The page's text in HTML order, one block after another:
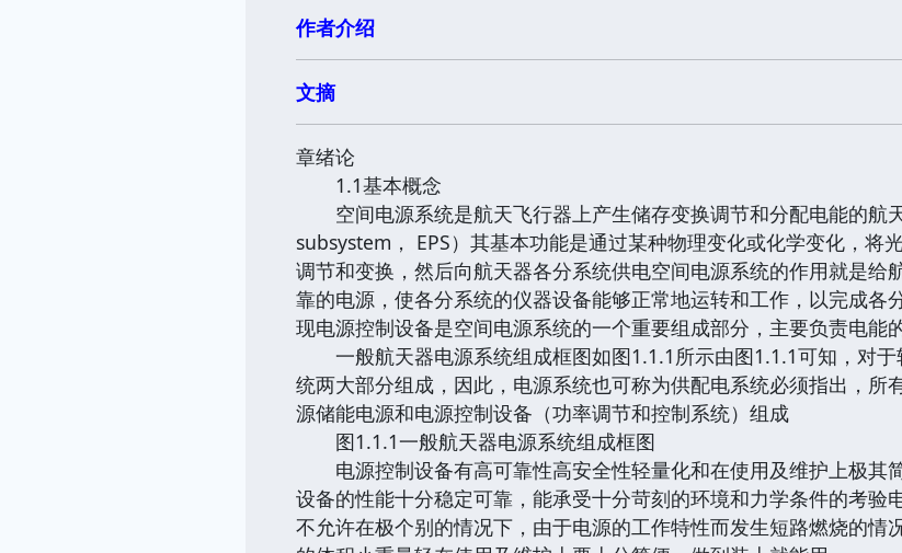
作者介绍
文摘
章绪论
1.1基本概念
空间电源系统是航天飞行器上产生储存变换调节和分配电能的航
subsystem， EPS）其基本功能是通过某种物理变化或化学变化，将
调节和变换，然后向航天器各分系统供电空间电源系统的作用就是
靠的电源，使各分系统的仪器设备能够正常地运转和工作，以完成
现电源控制设备是空间电源系统的一个重要组成部分，主要负责电能
一般航天器电源系统组成框图如图1.1.1所示由图1.1.1可知，对于
统两大部分组成，因此，电源系统也可称为供配电系统必须指出，
源储能电源和电源控制设备（功率调节和控制系统）组成
图1.1.1一般航天器电源系统组成框图
电源控制设备有高可靠性高安全性轻量化和在使用及维护上极其
设备的性能十分稳定可靠，能承受十分苛刻的环境和力学条件的考验
不允许在极个别的情况下，由于电源的工作特性而发生短路燃烧的